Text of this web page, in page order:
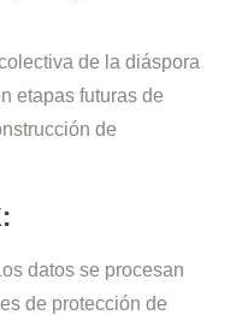
de la diáspora
etapas futuras de
de
datos se procesan
de protección de